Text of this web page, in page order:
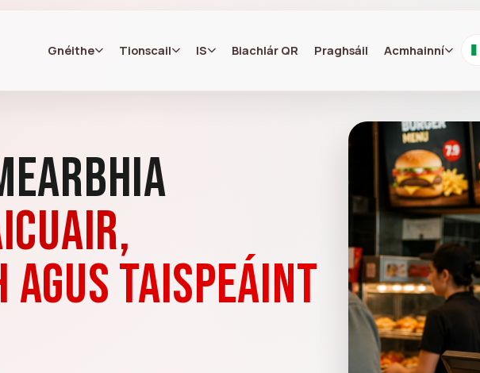
Gnéithe Tionscail IS Biachlár QR Praghsáil Acmhainní
agus taispeáint